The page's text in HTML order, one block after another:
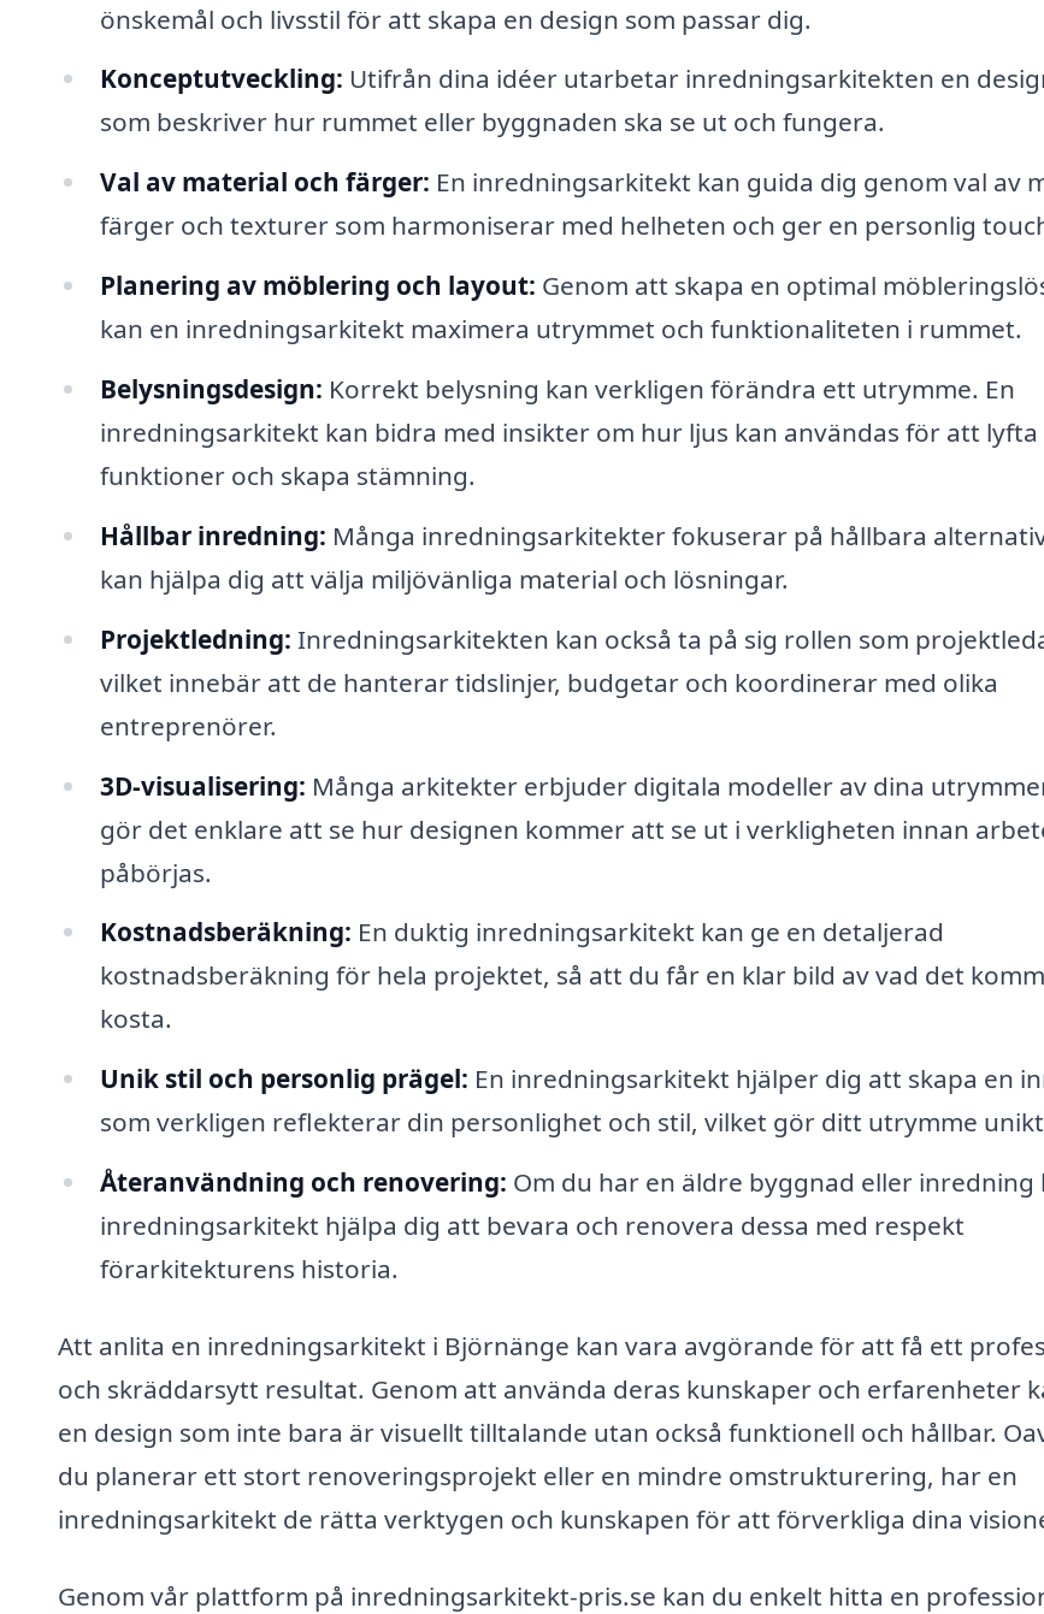
önskemål och livsstil för att skapa en design som passar dig.
Konceptutveckling: Utifrån dina idéer utarbetar inredningsarkitekten en
som beskriver hur rummet eller byggnaden ska se ut och fungera.
Val av material och färger: En inredningsarkitekt kan guida dig genom val av
färger och texturer som harmoniserar med helheten och ger en personlig
Planering av möblering och layout: Genom att skapa en optimal
kan en inredningsarkitekt maximera utrymmet och funktionaliteten i rummet.
Belysningsdesign: Korrekt belysning kan verkligen förändra ett utrymme. En
inredningsarkitekt kan bidra med insikter om hur ljus kan användas för att
funktioner och skapa stämning.
Hållbar inredning: Många inredningsarkitekter fokuserar på hållbara
kan hjälpa dig att välja miljövänliga material och lösningar.
Projektledning: Inredningsarkitekten kan också ta på sig rollen som
vilket innebär att de hanterar tidslinjer, budgetar och koordinerar med olika
entreprenörer.
3D-visualisering: Många arkitekter erbjuder digitala modeller av dina
gör det enklare att se hur designen kommer att se ut i verkligheten innan
påbörjas.
Kostnadsberäkning: En duktig inredningsarkitekt kan ge en detaljerad
kostnadsberäkning för hela projektet, så att du får en klar bild av vad det
kosta.
Unik stil och personlig prägel: En inredningsarkitekt hjälper dig att skapa en
som verkligen reflekterar din personlighet och stil, vilket gör ditt utrymme
Återanvändning och renovering: Om du har en äldre byggnad eller inredning
inredningsarkitekt hjälpa dig att bevara och renovera dessa med respekt
förarkitekturens historia.
Att anlita en inredningsarkitekt i Björnänge kan vara avgörande för att få ett
och skräddarsytt resultat. Genom att använda deras kunskaper och erfarenheter
en design som inte bara är visuellt tilltalande utan också funktionell och hållbar.
du planerar ett stort renoveringsprojekt eller en mindre omstrukturering, har en
inredningsarkitekt de rätta verktygen och kunskapen för att förverkliga dina
Genom vår plattform på inredningsarkitekt-pris.se kan du enkelt hitta en